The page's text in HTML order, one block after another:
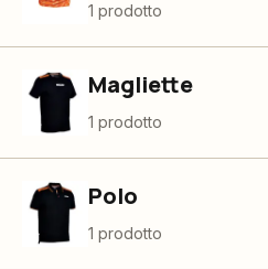
1 prodotto
Magliette
1 prodotto
Polo
1 prodotto